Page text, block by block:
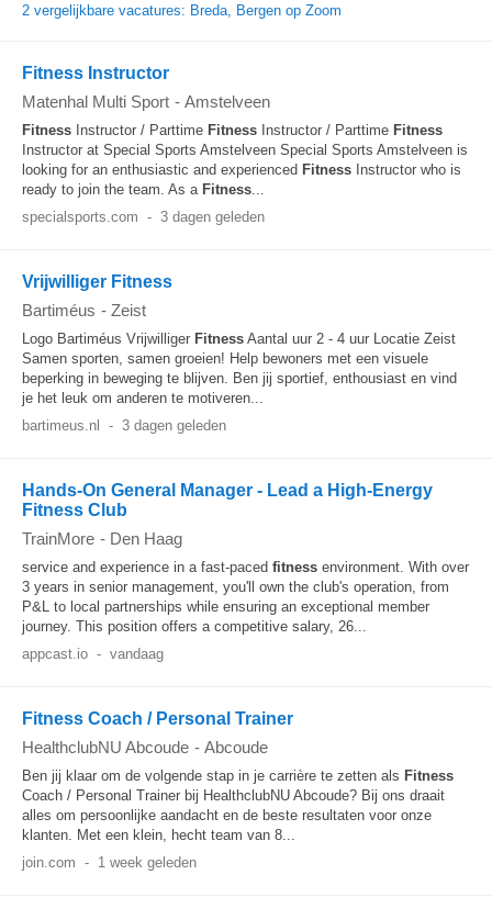
2 vergelijkbare vacatures: Breda, Bergen op Zoom
Fitness Instructor
Matenhal Multi Sport - Amstelveen
Fitness Instructor / Parttime Fitness Instructor / Parttime Fitness
Instructor at Special Sports Amstelveen Special Sports Amstelveen is
looking for an enthusiastic and experienced Fitness Instructor who is
ready to join the team. As a Fitness...
specialsports.com - 3 dagen geleden
Vrijwilliger Fitness
Bartiméus - Zeist
Logo Bartiméus Vrijwilliger Fitness Aantal uur 2 - 4 uur Locatie Zeist
Samen sporten, samen groeien! Help bewoners met een visuele
beperking in beweging te blijven. Ben jij sportief, enthousiast en vind
je het leuk om anderen te motiveren...
bartimeus.nl
- 3 dagen geleden
Hands-On General Manager - Lead a High-Energy
Fitness Club
TrainMore - Den Haag
service and experience in a fast-paced fitness environment. With over
3 years in senior management, you'll own the club's operation, from
P&L to local partnerships while ensuring an exceptional member
journey. This position offers a competitive salary, 26...
appcast.io - vandaag
Fitness Coach / Personal Trainer
HealthclubNU Abcoude - Abcoude
Ben jij klaar om de volgende stap in je carrière te zetten als Fitness
Coach / Personal Trainer bij HealthclubNU Abcoude? Bij ons draait
alles om persoonlijke aandacht en de beste resultaten voor onze
klanten. Met een klein, hecht team van 8...
join.com - 1 week geleden